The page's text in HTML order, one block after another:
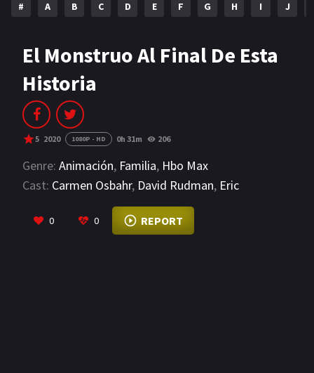
AÑOS
2023
2021
2019 2018
2014 2006
2002 2001
2000 1990
# A B C D E F G H I J
El Monstruo Al Final De Esta
Historia
5 2020 1080P - HD 0h 31m 206
Genre: Animación, Familia, Hbo Max
Cast: Carmen Osbahr, David Rudman, Eric
VIEW MORE
0 0 REPORT